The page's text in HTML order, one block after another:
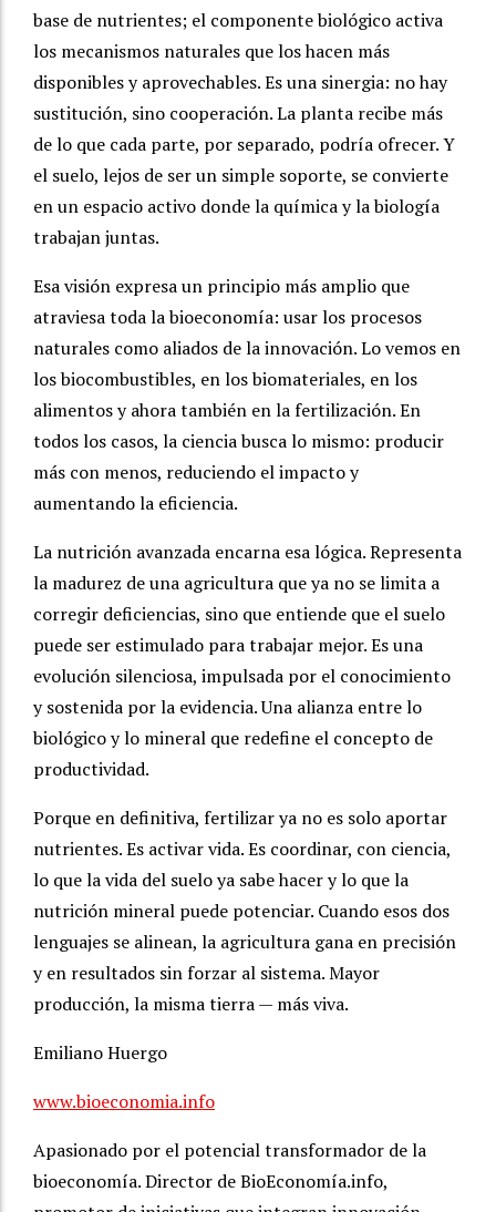
base de nutrientes; el componente biológico activa
los mecanismos naturales que los hacen más
disponibles y aprovechables. Es una sinergia: no hay
sustitución, sino cooperación. La planta recibe más
de lo que cada parte, por separado, podría ofrecer. Y
el suelo, lejos de ser un simple soporte, se convierte
en un espacio activo donde la química y la biología
trabajan juntas.
Esa visión expresa un principio más amplio que
atraviesa toda la bioeconomía: usar los procesos
naturales como aliados de la innovación. Lo vemos en
los biocombustibles, en los biomateriales, en los
alimentos y ahora también en la fertilización. En
todos los casos, la ciencia busca lo mismo: producir
más con menos, reduciendo el impacto y
aumentando la eficiencia.
La nutrición avanzada encarna esa lógica. Representa
la madurez de una agricultura que ya no se limita a
corregir deficiencias, sino que entiende que el suelo
puede ser estimulado para trabajar mejor. Es una
evolución silenciosa, impulsada por el conocimiento
y sostenida por la evidencia. Una alianza entre lo
biológico y lo mineral que redefine el concepto de
productividad.
Porque en definitiva, fertilizar ya no es solo aportar
nutrientes. Es activar vida. Es coordinar, con ciencia,
lo que la vida del suelo ya sabe hacer y lo que la
nutrición mineral puede potenciar. Cuando esos dos
lenguajes se alinean, la agricultura gana en precisión
y en resultados sin forzar al sistema. Mayor
producción, la misma tierra — más viva.
Emiliano Huergo
www.bioeconomia.info
Apasionado por el potencial transformador de la
bioeconomía. Director de BioEconomía.info,